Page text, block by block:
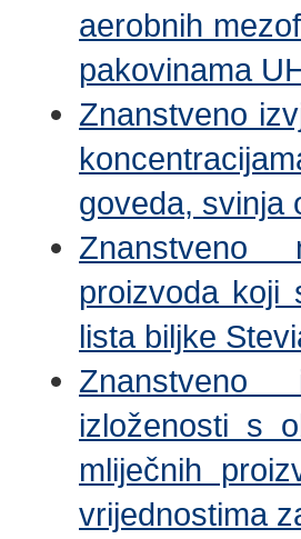
aerobnih
pakovinama
Znanstveno
goveda, svinja
proizvoda koji
lista biljke
izloženosti s
mliječnih
vrijednostima